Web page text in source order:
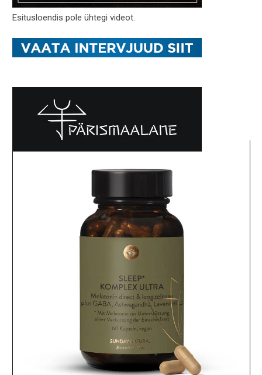
Esitusloendis pole ühtegi videot.